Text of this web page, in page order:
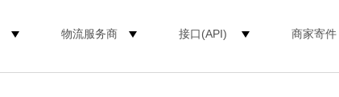
物流服务商 接口(API) 商家寄件